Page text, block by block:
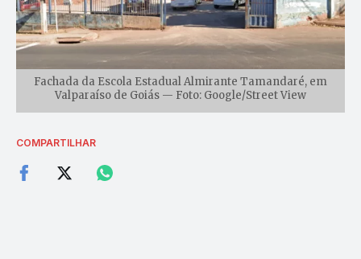
Fachada da Escola Estadual Almirante Tamandaré, em
Valparaíso de Goiás — Foto: Google/Street View
COMPARTILHAR